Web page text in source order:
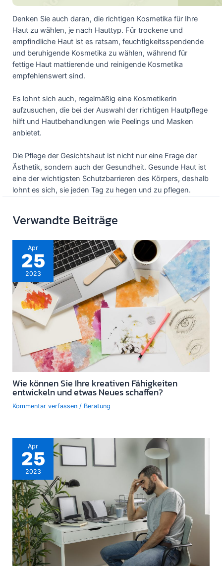
Denken Sie auch daran, die richtigen Kosmetika für Ihre
Haut zu wählen, je nach Hauttyp. Für trockene und
empfindliche Haut ist es ratsam, feuchtigkeitsspendende
und beruhigende Kosmetika zu wählen, während für
fettige Haut mattierende und reinigende Kosmetika
empfehlenswert sind.
Es lohnt sich auch, regelmäßig eine Kosmetikerin
aufzusuchen, die bei der Auswahl der richtigen Hautpflege
hilft und Hautbehandlungen wie Peelings und Masken
anbietet.
Die Pflege der Gesichtshaut ist nicht nur eine Frage der
Ästhetik, sondern auch der Gesundheit. Gesunde Haut ist
eine der wichtigsten Schutzbarrieren des Körpers, deshalb
lohnt es sich, sie jeden Tag zu hegen und zu pflegen.
Verwandte Beiträge
Apr
25
2023
Wie können Sie Ihre kreativen Fähigkeiten
entwickeln und etwas Neues schaffen?
Kommentar verfassen / Beratung
Apr
25
2023